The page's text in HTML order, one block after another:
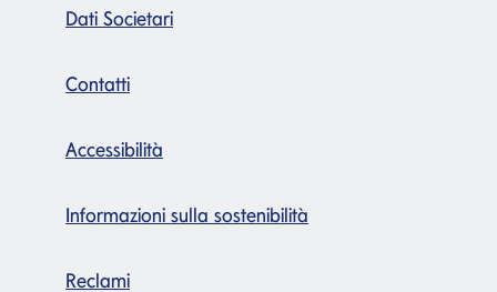
Dati Societari
Contatti
Accessibilità
Informazioni sulla sostenibilità
Reclami